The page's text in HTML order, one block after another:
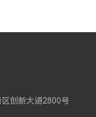
创新大道2800号